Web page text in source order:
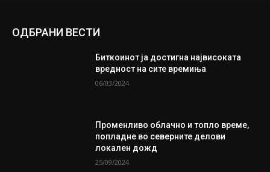
ОДБРАНИ ВЕСТИ
Биткоинот ја достигна највисоката
вредност на сите времиња
06/03/2024
Променливо облачно и топло време,
попладне во северните делови
локален дожд
25/09/2024